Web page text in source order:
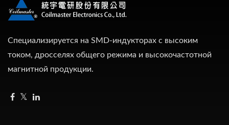
Специализируется на SMD-индукторах с высоким
током, дросселях общего режима и высокочастотной
магнитной продукции.